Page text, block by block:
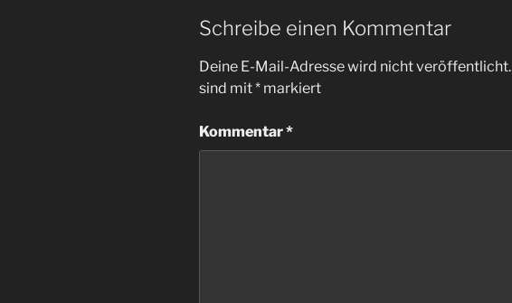
Schreibe einen Kommentar
Deine E-Mail-Adresse wird nicht veröffentlicht.
sind mit* markiert
Kommentar*